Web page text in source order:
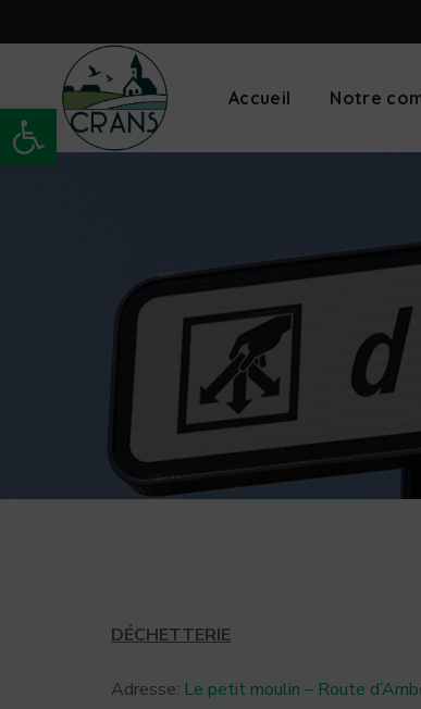
Ouvrir la barre d’outils Accueil Notre
DÉCHETTERIE
Adresse: Le petit moulin – Route